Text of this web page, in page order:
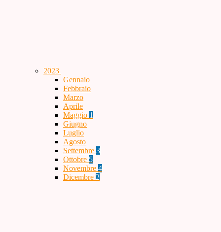
2023
Gennaio
Febbraio
Marzo
Aprile
Maggio 1
Giugno
Luglio
Agosto
Settembre 3
Ottobre 5
Novembre 4
Dicembre 2